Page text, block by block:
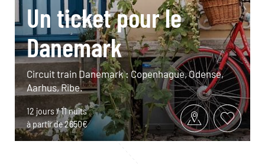
Un ticket pour le
Danemark
Circuit train Danemark : Copenhague, Odense,
Aarhus, Ribe.
12 jours / 11 nuits
à partir de 2650€